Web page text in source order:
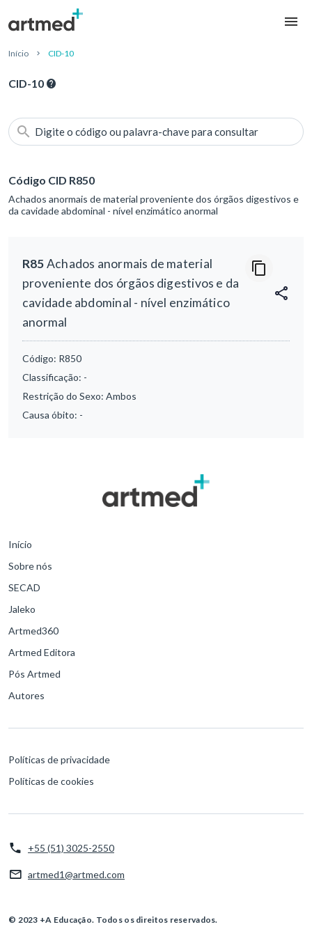
Início CID-10
CID-10
Digite o código ou palavra-chave para consultar
Código CID R850
Achados anormais de material proveniente dos órgãos digestivos e
da cavidade abdominal - nível enzimático anormal
R85Achados anormais de material
proveniente dos órgãos digestivos e da
cavidade abdominal - nível enzimático
anormal
Código: R850
Classificação: -
Restrição do Sexo: Ambos
Causa óbito: -
Início
Sobre nós
SECAD
Jaleko
Artmed360
Artmed Editora
Pós Artmed
Autores
Políticas de privacidade
Políticas de cookies
+55 (51) 3025-2550
artmed1@artmed.com
© 2023 +A Educação. Todos os direitos reservados.